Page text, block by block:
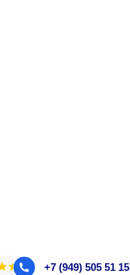
+7 (949) 505 51 15